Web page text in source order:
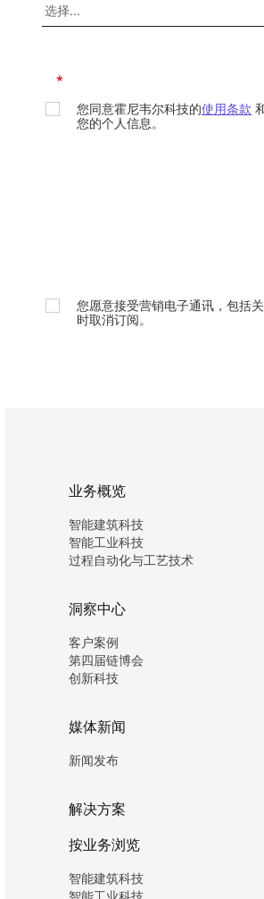
*
您同意霍尼韦尔科技的使用条款
您的个人信息。
您愿意接受营销电子通讯，包括
时取消订阅。
业务概览
智能建筑科技
智能工业科技
过程自动化与工艺技术
洞察中心
客户案例
第四届链博会
创新科技
媒体新闻
新闻发布
解决方案
按业务浏览
智能建筑科技